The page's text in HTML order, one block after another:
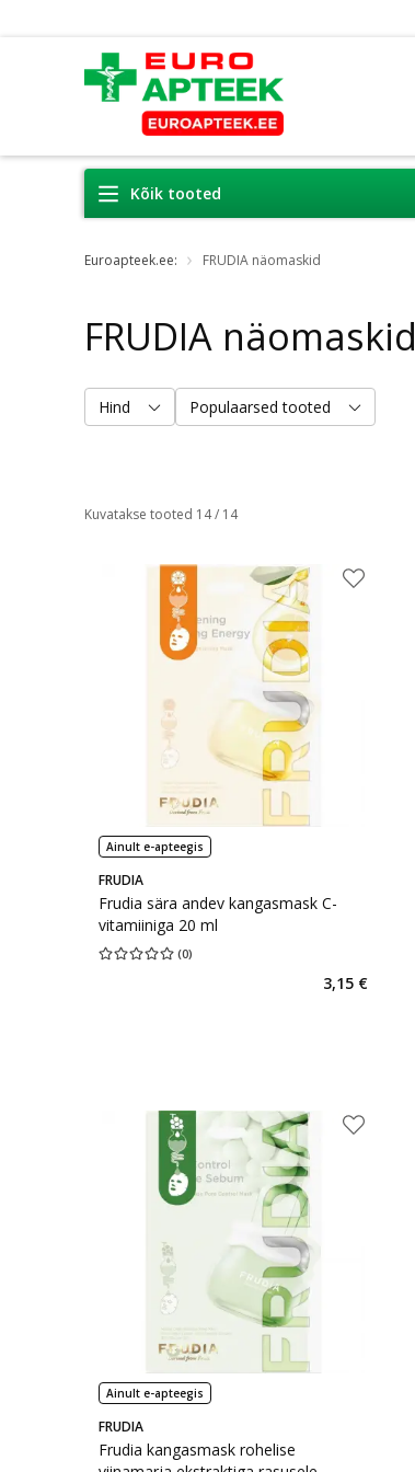
Kõik tooted
Euroapteek.ee: FRUDIA näomaskid
FRUDIA näomaskid
Hind Populaarsed tooted
Kuvatakse tooted 14 / 14
Ainult e-apteegis
FRUDIA
Frudia sära andev kangasmask C-
vitamiiniga 20 ml
(0)
Keskmine hinnang 0.00
3,15 €
Ainult e-apteegis
FRUDIA
Frudia kangasmask rohelise